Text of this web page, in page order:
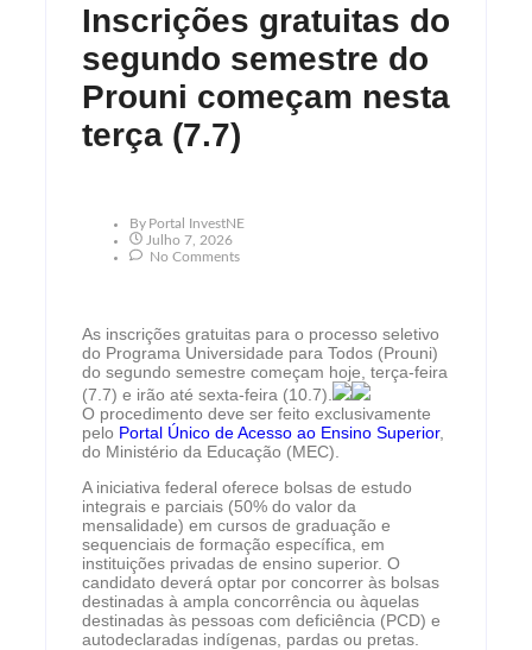
Inscrições gratuitas do
segundo semestre do
Prouni começam nesta
terça (7.7)
By Portal InvestNE
Julho 7, 2026
No Comments
As inscrições gratuitas para o processo seletivo
do Programa Universidade para Todos (Prouni)
do segundo semestre começam hoje, terça-feira
(7.7) e irão até sexta-feira (10.7).
O procedimento deve ser feito exclusivamente
pelo Portal Único de Acesso ao Ensino Superior,
do Ministério da Educação (MEC).
A iniciativa federal oferece bolsas de estudo
integrais e parciais (50% do valor da
mensalidade) em cursos de graduação e
sequenciais de formação específica, em
instituições privadas de ensino superior. O
candidato deverá optar por concorrer às bolsas
destinadas à ampla concorrência ou àquelas
destinadas às pessoas com deficiência (PCD) e
autodeclaradas indígenas, pardas ou pretas.